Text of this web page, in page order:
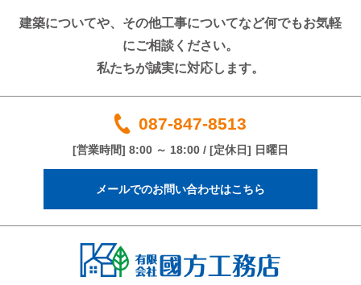
建築についてや、その他工事についてなど何でもお気軽
にご相談ください。
私たちが誠実に対応します。
087-847-8513
[営業時間] 8:00 ～ 18:00 / [定休日] 日曜日
メールでのお問い合わせはこちら